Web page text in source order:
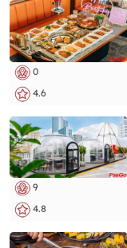
0
4.6
9
4.8